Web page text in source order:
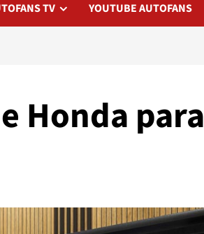
TV YOUTUBE AUTOFANS
Honda para